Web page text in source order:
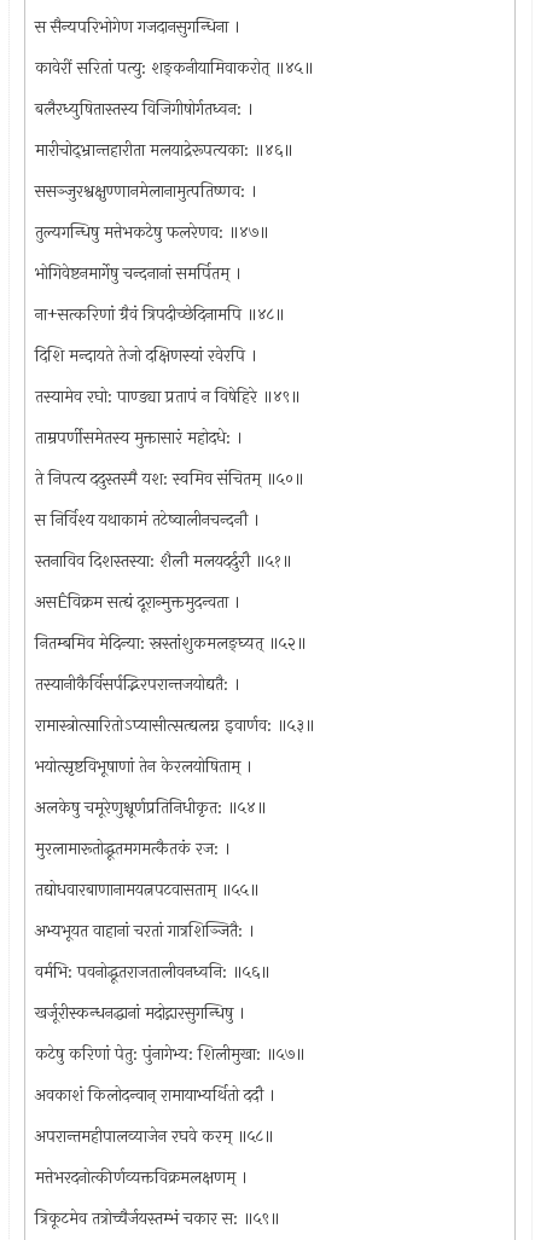
स सैन्यपरिभोगेण गजदानसुगन्धिना ।
कावेरीं सरितां पत्यु: शङ्कनीयामिवाकरोत् ॥४५॥
बलैरध्युषितास्तस्य विजिगीषोर्गतध्वन: ।
मारीचोद्भ्रान्तहारीता मलयाद्रेरूपत्यका: ॥४६॥
ससञ्जुरश्वक्षुण्णानमेलानामुत्पतिष्णव: ।
तुल्यगन्धिषु मत्तेभकटेषु फलरेणव: ॥४७॥
भोगिवेष्टनमार्गेषु चन्दनानां समर्पितम् ।
ना+सत्करिणां ग्रैवं त्रिपदीच्छेदिनामपि ॥४८॥
दिशि मन्दायते तेजो दक्षिणस्यां रवेरपि ।
तस्यामेव रघो: पाण्ड्या प्रतापं न विषेहिरे ॥४९॥
ताम्रपर्णीसमेतस्य मुक्तासारं महोदधे: ।
ते निपत्य ददुस्तस्मै यश: स्वमिव संचितम् ॥५०॥
स निर्विश्य यथाकामं तटेष्वालीनचन्दनौ ।
स्तनाविव दिशस्तस्या: शैलौ मलयदर्दुरौ ॥५१॥
असÊविक्रम सत्द्यं दूरान्मुक्तमुदन्वता ।
नितम्बमिव मेदिन्या: स्रस्तांशुकमलङ्घ्यत् ॥५२॥
तस्यानीकैर्विसर्पद्भिरपरान्तजयोद्यतै: ।
रामास्त्रोत्सारितोऽप्यासीत्सत्द्यलग्न इवार्णव: ॥५३॥
भयोत्सृष्टविभूषाणां तेन केरलयोषिताम् ।
अलकेषु चमूरेणुश्चूर्णप्रतिनिधीकृत: ॥५४॥
मुरलामारूतोद्धूतमगमत्कैतकं रज: ।
तद्योधवारबाणानामयत्नपटवासताम् ॥५५॥
अभ्यभूयत वाहानां चरतां गात्रशिञ्जितै: ।
वर्मभि: पवनोद्धूतराजतालीवनध्वनि: ॥५६॥
खर्जूरीस्कन्धनद्धानां मदोद्गारसुगन्धिषु ।
कटेषु करिणां पेतु: पुंनागेभ्य: शिलीमुखा: ॥५७॥
अवकाशं किलोदन्वान् रामायाभ्यर्थितो ददौ ।
अपरान्तमहीपालव्याजेन रघवे करम् ॥५८॥
मत्तेभरदनोत्कीर्णव्यक्तविक्रमलक्षणम् ।
त्रिकूटमेव तत्रोच्चैर्जयस्तम्भं चकार स: ॥५९॥